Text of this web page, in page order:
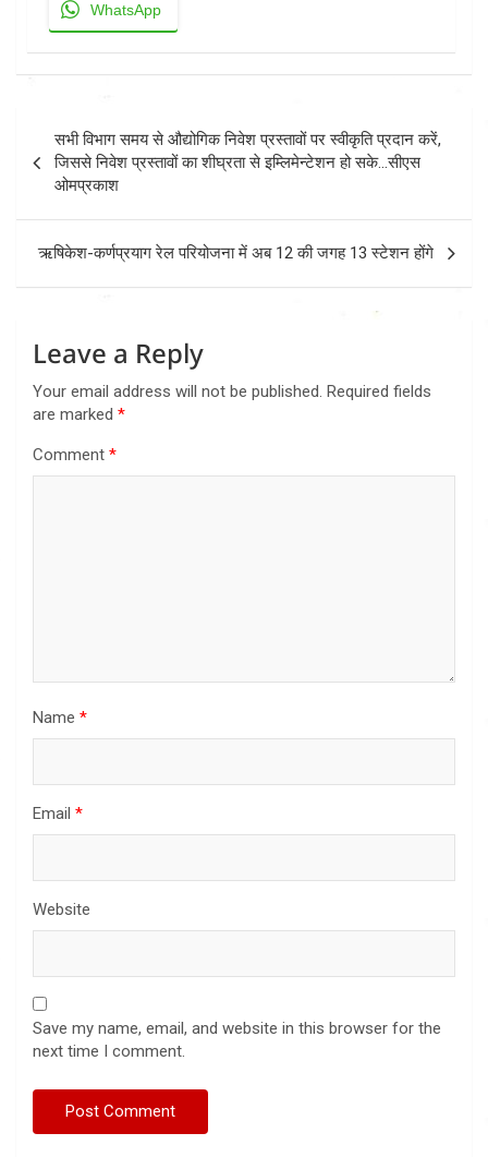
WhatsApp
Post
navigation
सभी विभाग समय से औद्योगिक निवेश प्रस्तावों पर स्वीकृति प्रदान करें,
जिससे निवेश प्रस्तावों का शीघ्रता से इम्लिमेन्टेशन हो सके…सीएस
ओमप्रकाश
ऋषिकेश-कर्णप्रयाग रेल परियोजना में अब 12 की जगह 13 स्टेशन होंगे
Leave a Reply
Your email address will not be published. Required fields
are marked *
Comment *
Name *
Email *
Website
Save my name, email, and website in this browser for the
next time I comment.